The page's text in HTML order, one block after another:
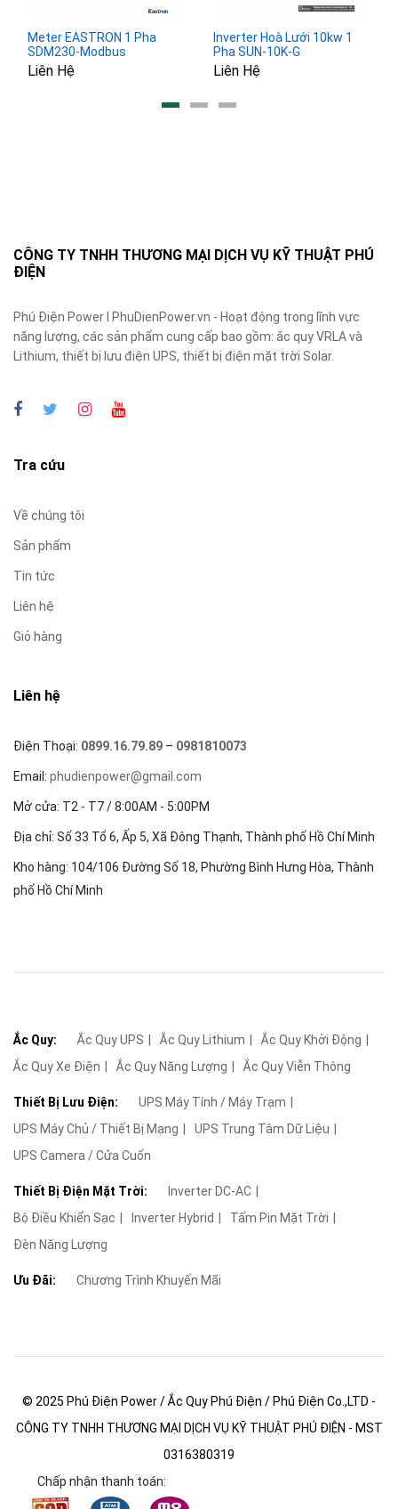
Meter EASTRON 1 Pha
SDM230-Modbus
Liên Hệ
Inverter Hoà Lưới 10kw 1
Pha SUN-10K-G
Liên Hệ
CÔNG TY TNHH THƯƠNG MẠI DỊCH VỤ KỸ THUẬT PHÚ
ĐIỆN
Phú Điện Power I PhuDienPower.vn - Hoạt động trong lĩnh vực
năng lượng, các sản phẩm cung cấp bao gồm: ắc quy VRLA và
Lithium, thiết bị lưu điện UPS, thiết bị điện mặt trời Solar.
Tra cứu
Về chúng tôi
Sản phẩm
Tin tức
Liên hệ
Giỏ hàng
Liên hệ
Điện Thoại: 0899.16.79.89 – 0981810073
Email: phudienpower@gmail.com
Mở cửa: T2 - T7 / 8:00AM - 5:00PM
Địa chỉ: Số 33 Tổ 6, Ấp 5, Xã Đông Thạnh, Thành phố Hồ Chí Minh
Kho hàng: 104/106 Đường Số 18, Phường Bình Hưng Hòa, Thành
phố Hồ Chí Minh
Ắc Quy: Ắc Quy UPS Ắc Quy Lithium
Ắc Quy Khởi Động
Ắc Quy Xe Điện
Ắc Quy Năng Lượng Ắc Quy Viễn Thông
Thiết Bị Lưu Điện:
UPS Máy Tính / Máy Trạm
UPS Máy Chủ / Thiết Bị Mạng
UPS Trung Tâm Dữ Liệu
UPS Camera / Cửa Cuốn
Thiết Bị Điện Mặt Trời:
Inverter DC-AC
Bộ Điều Khiển Sạc
Inverter Hybrid
Tấm Pin Mặt Trời
Đèn Năng Lượng
Ưu Đãi: Chương Trình Khuyến Mãi
© 2025 Phú Điện Power / Ắc Quy Phú Điện / Phú Điện Co.,LTD -
CÔNG TY TNHH THƯƠNG MẠI DỊCH VỤ KỸ THUẬT PHÚ ĐIỆN - MST
0316380319
Chấp nhận thanh toán: